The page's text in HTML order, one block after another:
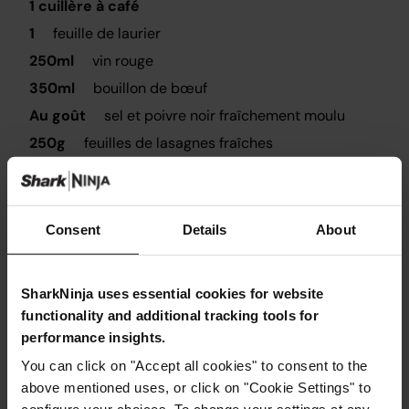
Consent Details About
SharkNinja uses essential cookies for website
functionality and additional tracking tools for
performance insights.
You can click on "Accept all cookies" to consent to the
above mentioned uses, or click on "Cookie Settings" to
1 cuillère à café
1
feuille de laurier
250ml
vin rouge
350ml
bouillon de bœuf
Au goût
sel et poivre noir fraîchement moulu
250g
feuilles de lasagnes fraîches
250g
fromage ricotta
œuf
100g
mozzarella râpée
50g
fromage parmesan râpé
Instructions